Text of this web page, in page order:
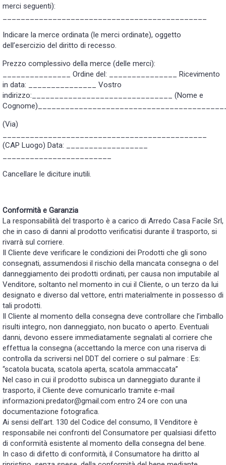
merci seguenti):
Indicare la merce ordinata (le merci ordinate), oggetto
dell’esercizio del diritto di recesso.
Prezzo complessivo della merce (delle merci):
_______________ Ordine del: _______________ Ricevimento
in data: _______________ Vostro
indirizzo:_______________________________ (Nome e
(Via)
(CAP Luogo) Data: __________________
Cancellare le diciture inutili.
Conformità e Garanzia
La responsabilità del trasporto è a carico di Arredo Casa Facile Srl,
che in caso di danni al prodotto verificatisi durante il trasporto, si
rivarrà sul corriere.
Il Cliente deve verificare le condizioni dei Prodotti che gli sono
consegnati, assumendosi il rischio della mancata consegna o del
danneggiamento dei prodotti ordinati, per causa non imputabile al
Venditore, soltanto nel momento in cui il Cliente, o un terzo da lui
designato e diverso dal vettore, entri materialmente in possesso di
tali prodotti.
Il Cliente al momento della consegna deve controllare che l’imballo
risulti integro, non danneggiato, non bucato o aperto. Eventuali
danni, devono essere immediatamente segnalati al corriere che
effettua la consegna (accettando la merce con una riserva di
controlla da scriversi nel DDT del corriere o sul palmare : Es:
“scatola bucata, scatola aperta, scatola ammaccata”
Nel caso in cui il prodotto subisca un danneggiato durante il
trasporto, il Cliente deve comunicarlo tramite e-mail
informazioni.predator@gmail.com entro 24 ore con una
documentazione fotografica.
Ai sensi dell’art. 130 del Codice del consumo, Il Venditore è
responsabile nei confronti del Consumatore per qualsiasi difetto
di conformità esistente al momento della consegna del bene.
In caso di difetto di conformità, il Consumatore ha diritto al